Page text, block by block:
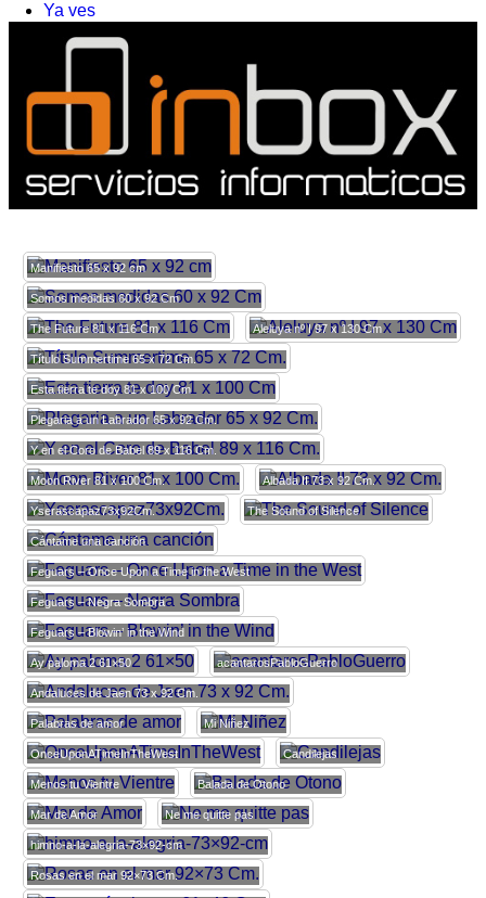
Ya ves
Manifiesto 65 x 92 cm
Somos medidas 60 x 92 Cm
The Future 81 x 116 Cm Aleluya nº I 97 x 130 Cm
Título Summertime 65 x 72 Cm.
Esta tierra te doy 81 x 100 Cm
Plegaria a un Labrador 65 x 92 Cm.
Y en el Coro de Babel 89 x 116 Cm.
Moon River 81 x 100 Cm. Albada II 73 x 92 Cm.
Yserascapaz73x92Cm. The Sound of Silence
Cántame una canción
Feguars – Once Upon a Time in the West
Feguars – Negra Sombra
Feguars – Blowin’ in the Wind
Ay paloma 2 61×50 acantarosPabloGuerro
Andaluces de Jaen 73 x 92 Cm.
Palabras de amor Mi Niñez
OnceUponATimeInTheWest Candilejas
Menos tu Vientre Balada de Otono
Mar de Amor Ne me quitte pas
himno-a-la-alegria-73×92-cm
Rosas en el mar 92×73 Cm.